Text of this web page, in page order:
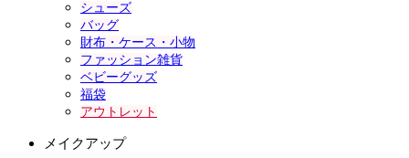
シューズ
バッグ
財布・ケース・小物
ファッション雑貨
ベビーグッズ
福袋
アウトレット
メイクアップ